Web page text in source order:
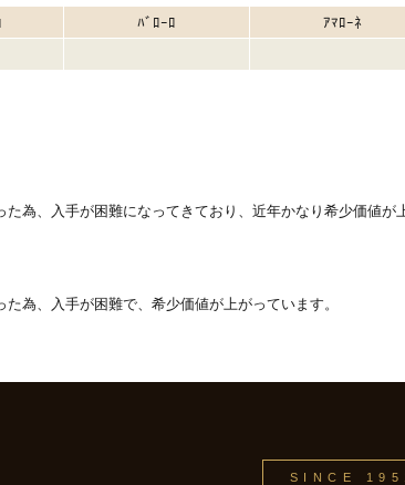
ﾊﾞﾛｰﾛ ｱﾏﾛｰﾈ
た為、入手が困難になってきており、近年かなり希少価値が
た為、入手が困難で、希少価値が上がっています。
SINCE